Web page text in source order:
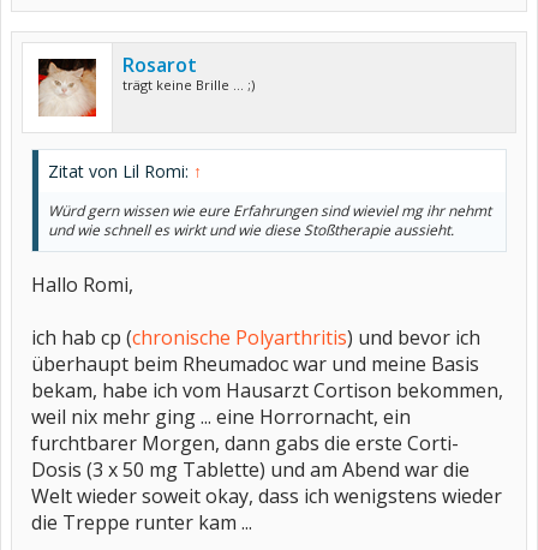
Rosarot
trägt keine Brille ... ;)
Zitat von Lil Romi: ↑
Würd gern wissen wie eure Erfahrungen sind wieviel mg ihr nehmt
und wie schnell es wirkt und wie diese Stoßtherapie aussieht.
Hallo Romi,
ich hab cp (chronische Polyarthritis) und bevor ich
überhaupt beim Rheumadoc war und meine Basis
bekam, habe ich vom Hausarzt Cortison bekommen,
weil nix mehr ging ... eine Horrornacht, ein
furchtbarer Morgen, dann gabs die erste Corti-
Dosis (3 x 50 mg Tablette) und am Abend war die
Welt wieder soweit okay, dass ich wenigstens wieder
die Treppe runter kam ...